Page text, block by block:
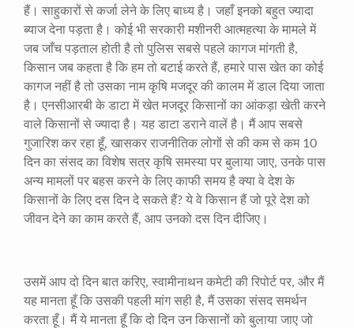
हैं। साहुकारों से कर्जा लेने के लिए बाध्य है। जहाँ इनको बहुत ज्यादा
ब्याज देना पड़ता है। कोई भी सरकारी मशीनरी आत्महत्या के मामले में
जब जाँच पड़ताल होती है तो पुलिस सबसे पहले कागज मांगती है,
किसान जब कहता है कि हम तो बटाई करते हैं, हमारे पास खेत का कोई
कागज नहीं है तो उसका नाम कृषि मजदूर की कालम में डाल दिया जाता
है। एनसीआरबी के डाटा में खेत मजदूर किसानों का आंकड़ा खेती करने
वाले किसानों से ज्यादा है। यह डाटा डराने वालें है। मैं आप सबसे
गुजारिश कर रहा हूँ, खासकर राजनीतिक लोगों से की कम से कम 10
दिन का संसद का विशेष सत्र कृषि समस्या पर बुलाया जाए, उनके पास
अन्य मामलों पर बहस करने के लिए काफी समय है क्या वे देश के
किसानों के लिए दस दिन दे सकते हैं? ये वे किसान हैं जो पूरे देश को
जीवन देने का काम करते हैं, आप उनको दस दिन दीजिए।
उसमें आप दो दिन बात करिए, स्वामीनाथन कमेटी की रिपोर्ट पर, और मैं
यह मानता हूँ कि उसकी पहली मांग सही है, मैं उसका संसद समर्थन
करता हूँ। मैं ये मानता हूँ कि दो दिन उन किसानों को बुलाया जाए जो